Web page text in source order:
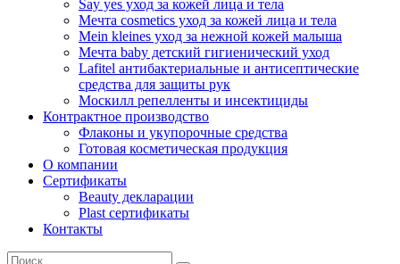
Say yes уход за кожей лица и тела
Мечта cosmetics уход за кожей лица и тела
Mein kleines уход за нежной кожей малыша
Мечта baby детский гигиенический уход
Lafitel антибактериальные и антисептические
средства для защиты рук
Москилл репелленты и инсектициды
Контрактное производство
Флаконы и укупорочные средства
Готовая косметическая продукция
О компании
Сертификаты
Beauty декларации
Plast сертификаты
Контакты